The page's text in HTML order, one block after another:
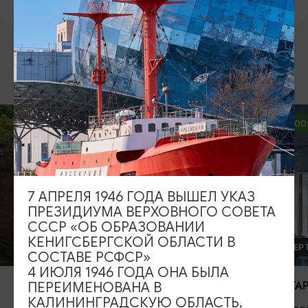
ВОЗМОЖНО ВАС ЗАИНТЕРЕСУЕТ
ДЕТЯМ
ПенаФест
ОТ 2500₽
КОНЦЕРТЫ
RADIO TAPOK
7 АПРЕЛЯ 1946 ГОДА ВЫШЕЛ УКАЗ
ПРЕЗИДИУМА ВЕРХОВНОГО СОВЕТА
СССР «ОБ ОБРАЗОВАНИИ
КЕНИГСБЕРГСКОЙ ОБЛАСТИ В
СОСТАВЕ РСФСР»
4 ИЮЛЯ 1946 ГОДА ОНА БЫЛА
ПЕРЕИМЕНОВАНА В
КАЛИНИНГРАДСКУЮ ОБЛАСТЬ,